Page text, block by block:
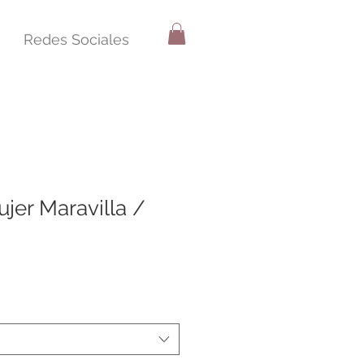
Redes Sociales
Maravilla /